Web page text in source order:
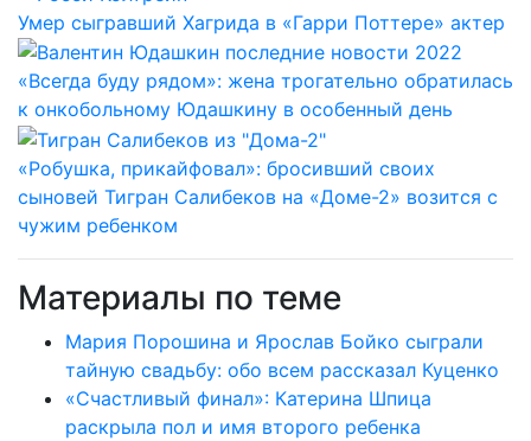
Умер сыгравший Хагрида в «Гарри Поттере» актер
«Всегда буду рядом»: жена трогательно обратилась
к онкобольному Юдашкину в особенный день
«Робушка, прикайфовал»: бросивший своих
сыновей Тигран Салибеков на «Доме-2» возится с
чужим ребенком
Материалы по теме
Мария Порошина и Ярослав Бойко сыграли
тайную свадьбу: обо всем рассказал Куценко
«Счастливый финал»: Катерина Шпица
раскрыла пол и имя второго ребенка